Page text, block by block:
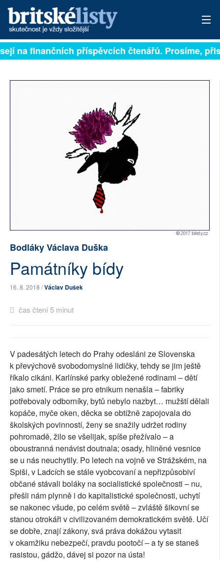
PŘIHLÁSIT
NEJČTENĚJŠÍ ZA 7 DNÍ
SOCIÁLNÍ SÍTĚ
RUBRIKY
PLNÁ VERZE STRÁNEK
na finančních příspěvcích čtenářů. Prosíme,
Bodláky Václava Duška
Památníky bídy
16. 8. 2018 /Václav Dušek
čas čtení 5 minut
V padesátých letech do Prahy odesláni ze Slovenska
k převýchově svobodomyslné lidičky, tehdy se jim ještě
říkalo cikáni. Karlínské parky obležené rodinami – dětí
jako smetí. Práce se pro etnikum nenašla – fabriky
potřebovaly odborníky, bytů nebylo nazbyt… mužští dělali
kopáče, myče oken, děcka se obtížně zapojovala do
školských povinností, ženy se snažily udržet rodiny
pohromadě, žilo se všelijak, spíše přežívalo – a
oboustranná nenávist doutnala; osady, hliněné vesnice
se u nás neuchytily. Po letech na vojně ve Strážském, na
Spiši, v Ladcích se stále vyobcovaní a nepřizpůsobiví
občané stávali boláky na socialistické společnosti – nu,
přešli nám plynně i do kapitalistické společnosti, uchytí
se nakonec všude, po celém světě – zvláště šikovní se
stanou otrokáři v civilizovaném demokratickém světě. Učí
se dobře, znají zákony, svá práva dokážou vytasit
v okamžiku nebezpečí, pravdu pootočí – a ty se staneš
rasistou, gádžo, dávej si pozor na ústa!